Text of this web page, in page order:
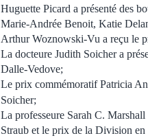
Huguette Picard a présenté des
Marie-Andrée Benoit, Katie
Arthur Woznowski-Vu a reçu le
La docteure Judith Soicher a
Dalle-Vedove;
Le prix commémoratif Patricia
Soicher;
La professeure Sarah C.
Straub et le prix de la Division en